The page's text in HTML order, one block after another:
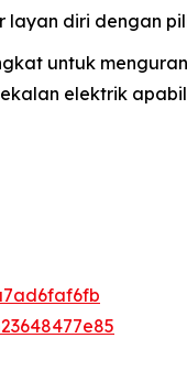
layan diri dengan
untuk
elektrik